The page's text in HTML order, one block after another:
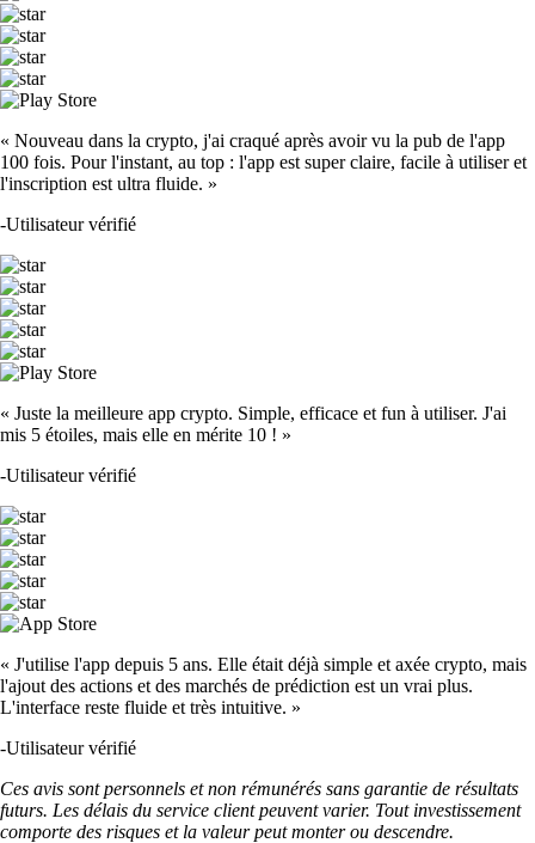
« Nouveau dans la crypto, j'ai craqué après avoir vu la pub de l'app
100 fois. Pour l'instant, au top : l'app est super claire, facile à utiliser et
l'inscription est ultra fluide. »
-Utilisateur vérifié
« Juste la meilleure app crypto. Simple, efficace et fun à utiliser. J'ai
mis 5 étoiles, mais elle en mérite 10 ! »
-Utilisateur vérifié
« J'utilise l'app depuis 5 ans. Elle était déjà simple et axée crypto, mais
l'ajout des actions et des marchés de prédiction est un vrai plus.
L'interface reste fluide et très intuitive. »
-Utilisateur vérifié
Ces avis sont personnels et non rémunérés sans garantie de résultats
futurs. Les délais du service client peuvent varier. Tout investissement
comporte des risques et la valeur peut monter ou descendre.